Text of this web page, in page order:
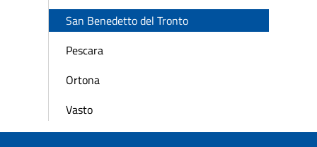
San Benedetto del Tronto
Pescara
Ortona
Vasto